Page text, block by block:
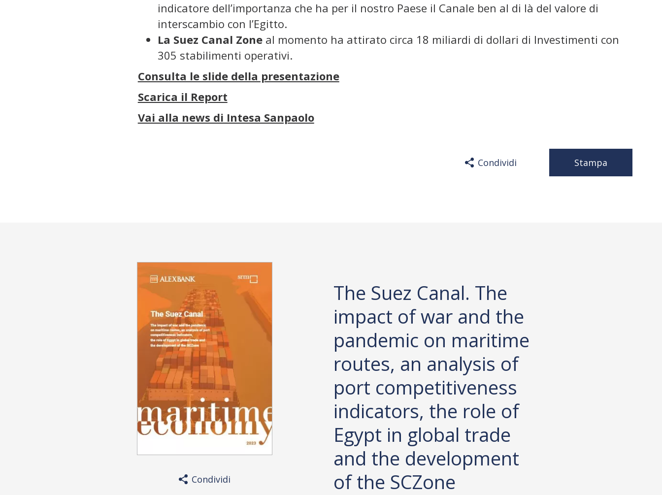
indicatore dell’importanza che ha per il nostro Paese il Canale ben al di là del valore di
interscambio con l’Egitto.
La Suez Canal Zoneal momento ha attirato circa 18 miliardi di dollari di Investimenti con
305 stabilimenti operativi.
Consulta le slide della presentazione
Scarica il Report
Vai alla news di Intesa Sanpaolo
Condividi Stampa
Condividi
The Suez Canal. The
impact of war and the
pandemic on maritime
routes, an analysis of
port competitiveness
indicators, the role of
Egypt in global trade
and the development
of the SCZone